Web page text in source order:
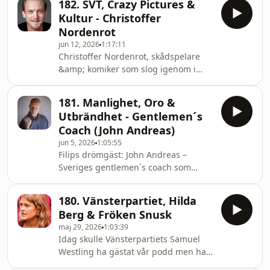
avsnittet? Vem vill du se som gäst
härnäst? Kommentera!Bli medlem i
kanalen för att få åtkomst till flera
förmåner, bland annat så får du
tillgång till avsnitten före alla andra
&amp; utan reklam, vi prioriterar
medlemmars förslag på gäster &amp;
svarar
182. SVT, Crazy Pictures &
Kultur - Christoffer
Nordenrot
jun 12, 2026 1:17:11
Christoffer Nordenrot, skådspelare
&amp; komiker som slog igenom i
blivit en etablerad skådespelare.Idag
snackar vi om skådespelaryrket men
också om public service och varför det
är viktigt, eller inte viktigt. Gustav
&amp; Filip hamnar i en dispyt där
det blir dålig stämning i studion.
Hosted on Acast. See acast.com/privac
181. Manlighet, Oro &
Utbrändhet - Gentlemen´s
Coach (John Andreas)
jun 5, 2026 1:05:55
Filips drömgäst: John Andreas –
Sveriges gentlemen´s coach som
podden och idag har vi ett riktigt
roligt men också lärorikt samtal.
Hosted on Acast. See
acast.com/privacy for more
information.
180. Vänsterpartiet, Hilda
Berg & Fröken Snusk
maj 29, 2026 1:03:39
Idag skulle Vänsterpartiets Samuel
Westling ha gästat vår podd men han